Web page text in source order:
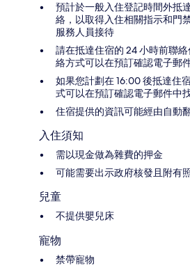
預計於一般入住登記時間外抵
絡，以取得入住相關指示和門
服務人員接待
請在抵達住宿的 24 小時前聯
絡方式可以在預訂確認電子郵
如果您計劃在 16:00 後抵達住
式可以在預訂確認電子郵件中
住宿提供的資訊可能經由自動
入住須知
需以現金做為雜費的押金
可能需要出示政府核發且附有
兒童
不提供嬰兒床
寵物
禁帶寵物